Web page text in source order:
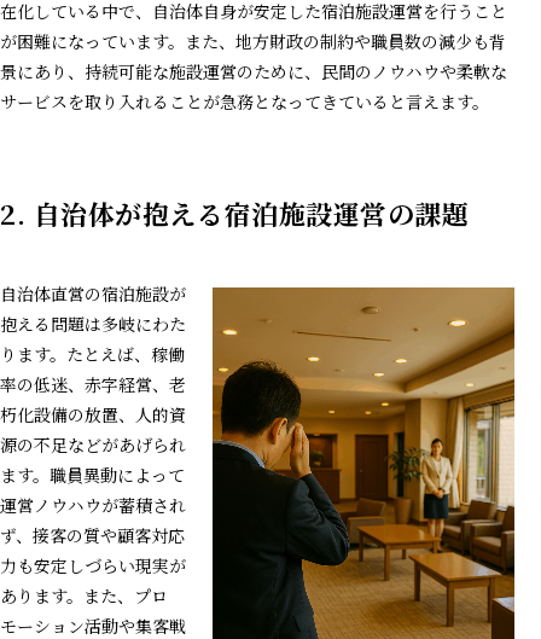
在化している中で、自治体自身が安定した宿泊施設運営を行うこと
が困難になっています。また、地方財政の制約や職員数の減少も背
景にあり、持続可能な施設運営のために、民間のノウハウや柔軟な
サービスを取り入れることが急務となってきていると言えます。
2. 自治体が抱える宿泊施設運営の課題
自治体直営の宿泊施設が
抱える問題は多岐にわた
ります。たとえば、稼働
率の低迷、赤字経営、老
朽化設備の放置、人的資
源の不足などがあげられ
ます。職員異動によって
運営ノウハウが蓄積され
ず、接客の質や顧客対応
力も安定しづらい現実が
あります。また、プロ
モーション活動や集客戦